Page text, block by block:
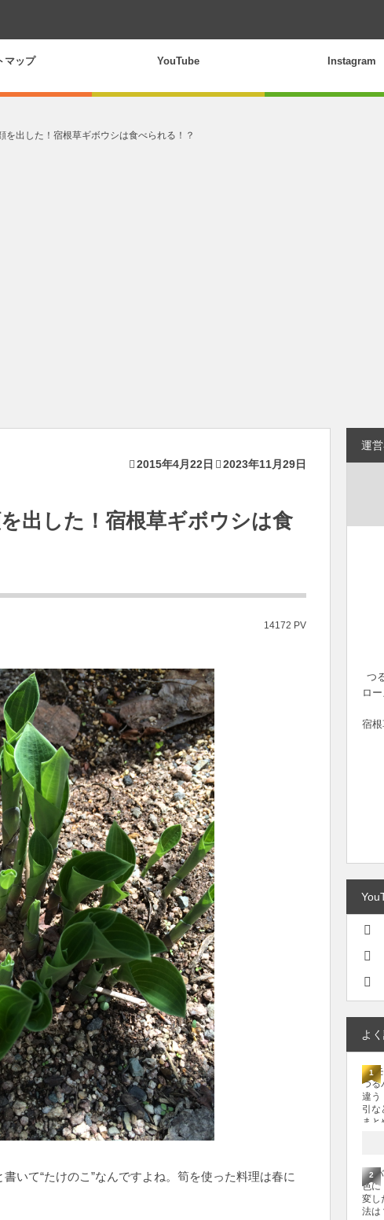
マップ YouTube Instagram
を出した！宿根草ギボウシは食べられる！？
2015年4月22日 2023年11月29日
出した！宿根草ギボウシは食
14172 PV
いて“たけのこ”なんですよね。筍を使った料理は春に
運
つ
ロ
宿根
よ
1
2